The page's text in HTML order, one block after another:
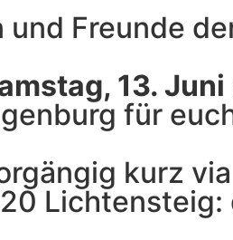
und Freunde
13. Juni
für
kurz
Lichtensteig: